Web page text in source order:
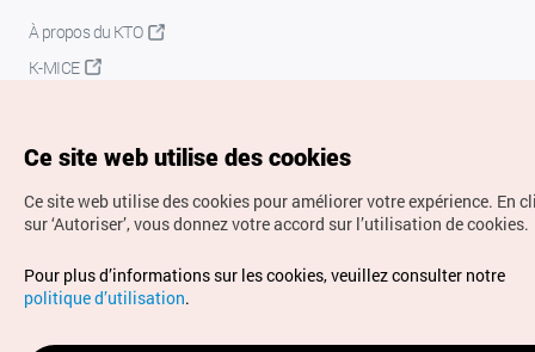
À propos du KTO
K-MICE
Droits d’auteur (c) Office National du Tourisme en Corée.
Tous droits réservés.
Pour les rapports d'erreurs et demandes de renseignements,
adressez vos demandes à
Ce site web utilise des cookies
Ce site web utilise des cookies pour améliorer votre expérience. En
sur ‘Autoriser’, vous donnez votre accord sur l’utilisation de cookies.
Pour plus d’informations sur les cookies, veuillez consulter notre
politique d’utilisation.